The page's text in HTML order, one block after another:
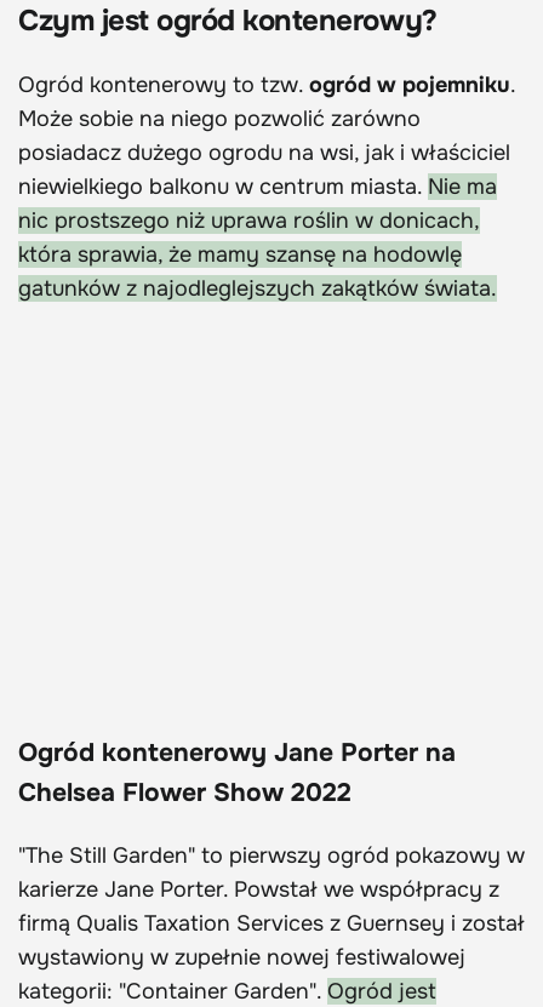
Czym jest ogród kontenerowy?
Ogród kontenerowy to tzw. ogród w pojemniku.
Może sobie na niego pozwolić zarówno
posiadacz dużego ogrodu na wsi, jak i właściciel
niewielkiego balkonu w centrum miasta. Nie ma
nic prostszego niż uprawa roślin w donicach,
która sprawia, że mamy szansę na hodowlę
gatunków z najodleglejszych zakątków świata.
Ogród kontenerowy Jane Porter na
Chelsea Flower Show 2022
"The Still Garden" to pierwszy ogród pokazowy w
karierze Jane Porter. Powstał we współpracy z
firmą Qualis Taxation Services z Guernsey i został
wystawiony w zupełnie nowej festiwalowej
kategorii: "Container Garden". Ogród jest